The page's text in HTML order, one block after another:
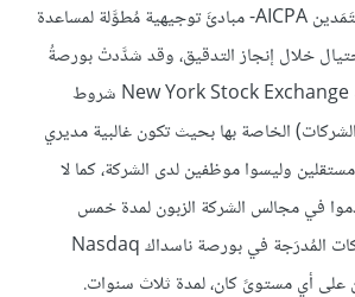
للمُحاسِبين العامّين المُعتَمَدين AICPA- مبادئَ توجيهية مُطوَّلة لمساعدة
خلال إنجاز التدقيق، وقد شدَّدتْ بورصةُ
نيويورك للأوراق المالية New York Stock Exchange شروط
الخاصة بها بحيث تكون غالبية مديري
وليسوا موظفين لدى الشركة، كما لا
في مجالس الشركة الزبون لمدة خمس
سنوات، ولا يجوز للشركات المُدرَجة في بورصة ناسداك Nasdaq
أي مستوىً كان، لمدة ثلاث سنوات.